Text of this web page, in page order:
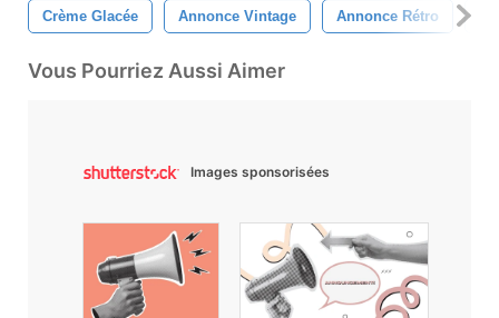
Crème Glacée Annonce Vintage Annonce Rétro
Vous Pourriez Aussi Aimer
Images sponsorisées